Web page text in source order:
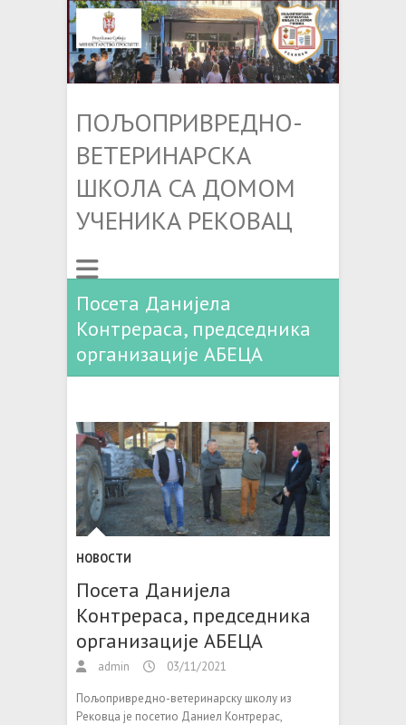
ПОЉОПРИВРЕДНО-
ВЕТЕРИНАРСКА
ШКОЛА СА ДОМОМ
УЧЕНИКА РЕКОВАЦ
Посета Данијела
Контрераса, председника
организације АБЕЦА
НОВОСТИ
Посета Данијела
Контрераса, председника
организације АБЕЦА
admin 03/11/2021
Пољопривредно-ветеринарску школу из
Рековца је посетио Даниел Контрерас,